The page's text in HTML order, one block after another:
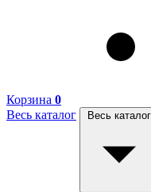
Корзина 0
Весь каталог
Весь каталог